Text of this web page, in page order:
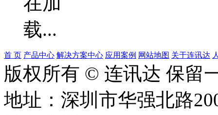
首 页 产品中心 解决方案中心 应用案例 网站地图 关于连讯达
版权所有 © 连讯达 保留
地址：深圳市华强北路